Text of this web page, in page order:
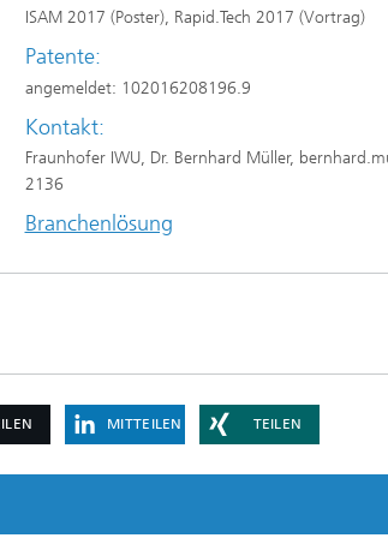
ISAM 2017 (Poster), Rapid.Tech 2017 (Vortrag)
Patente:
angemeldet: 102016208196.9
Kontakt:
Fraunhofer IWU, Dr. Bernhard Müller,
2136
Branchenlösung
MITTEILEN TEILEN